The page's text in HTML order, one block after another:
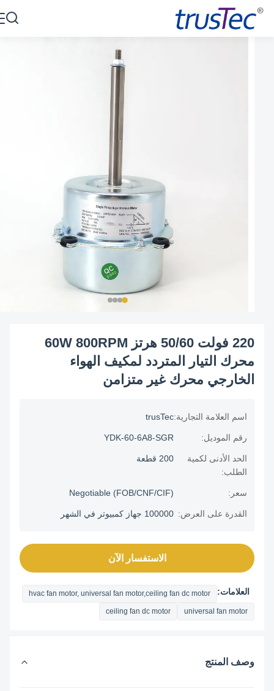
220 فولت 50/60 هرتز 60W 800RPM
محرك التيار المتردد لمكيف الهواء
الخارجي محرك غير متزامن
اسم العلامة التجارية:trusTec
رقم الموديل: YDK-60-6A8-SGR
الحد الأدنى لكمية
الطلب:
200 قطعة
Negotiable (FOB/CNF/CIF)
القدرة على العرض: 100000 جهاز كمبيوتر في الشهر
الاستفسار الآن
العلامات: hvac fan motor, universal fan motor,ceiling fan dc motor
universal fan motor
ceiling fan dc motor
وصف المنتج